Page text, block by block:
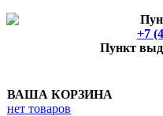
+7
Пункт
ВАША КОРЗИНА
нет товаров